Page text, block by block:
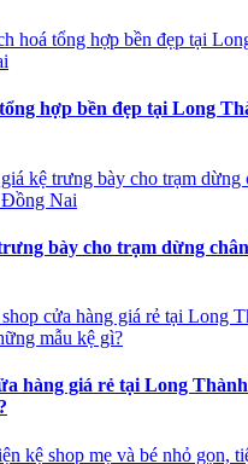
hợp bền đẹp tại Long
bày cho trạm dừng
hàng giá rẻ tại Long